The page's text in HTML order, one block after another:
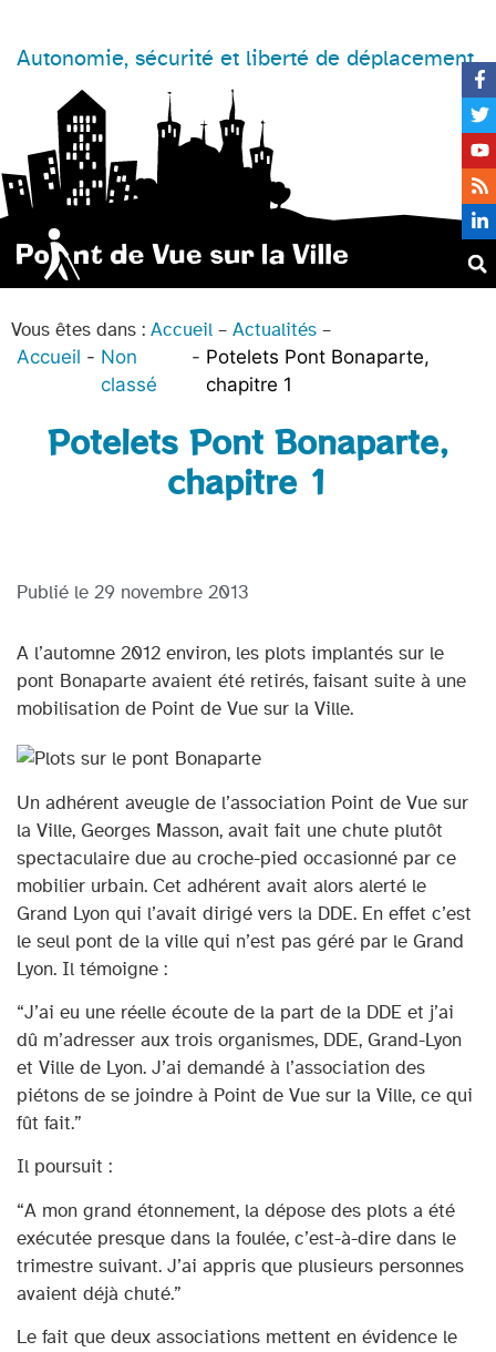
Autonomie, sécurité et liberté de déplacement
Vous êtes dans : Accueil – Actualités –
Accueil
Non
classé
Potelets Pont Bonaparte,
chapitre 1
Potelets Pont Bonaparte,
chapitre 1
Publié le 29 novembre 2013
A l’automne 2012 environ, les plots implantés sur le
pont Bonaparte avaient été retirés, faisant suite à une
mobilisation de Point de Vue sur la Ville.
Un adhérent aveugle de l’association Point de Vue sur
la Ville, Georges Masson, avait fait une chute plutôt
spectaculaire due au croche-pied occasionné par ce
mobilier urbain. Cet adhérent avait alors alerté le
Grand Lyon qui l’avait dirigé vers la DDE. En effet c’est
le seul pont de la ville qui n’est pas géré par le Grand
Lyon. Il témoigne :
“J’ai eu une réelle écoute de la part de la DDE et j’ai
dû m’adresser aux trois organismes, DDE, Grand-Lyon
et Ville de Lyon. J’ai demandé à l’association des
piétons de se joindre à Point de Vue sur la Ville, ce qui
fût fait.”
Il poursuit :
“A mon grand étonnement, la dépose des plots a été
exécutée presque dans la foulée, c’est-à-dire dans le
trimestre suivant. J’ai appris que plusieurs personnes
avaient déjà chuté.”
Le fait que deux associations mettent en évidence le